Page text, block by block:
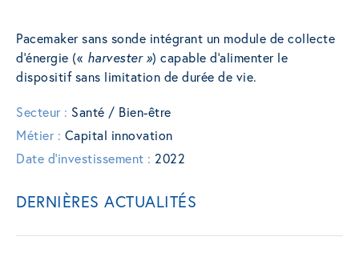
Pacemaker sans sonde intégrant un module de collecte
d’énergie (« harvester ») capable d’alimenter le
dispositif sans limitation de durée de vie.
Secteur : Santé / Bien-être
Métier : Capital innovation
Date d'investissement : 2022
DERNIÈRES ACTUALITÉS